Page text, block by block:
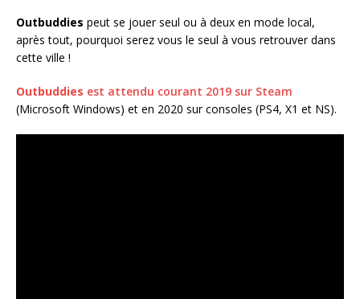
Outbuddies peut se jouer seul ou à deux en mode local,
après tout, pourquoi serez vous le seul à vous retrouver dans
cette ville !
Outbuddies est attendu courant 2019 sur Steam
(Microsoft Windows) et en 2020 sur consoles (PS4, X1 et NS).